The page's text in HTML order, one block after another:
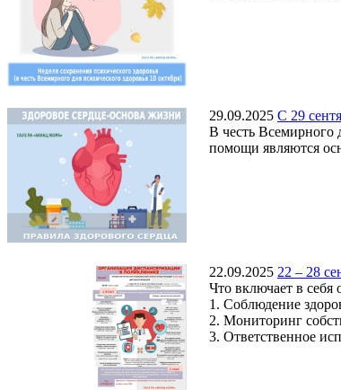
29.09.2025 С 29
В честь Всемирного
помощи являются
22.09.2025 22 – 28
Что включает в себя
1. Соблюдение
2. Мониторинг
3. Ответственное